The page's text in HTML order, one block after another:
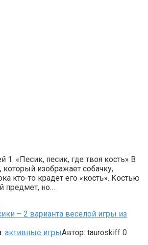
«Песик, песик, где твоя кость» В
который изображает собачку,
кто-то крадет его «кость». Костью
предмет, но…
– 2 варианта веселой игры из
активные игрыАвтор: tauroskiff 0